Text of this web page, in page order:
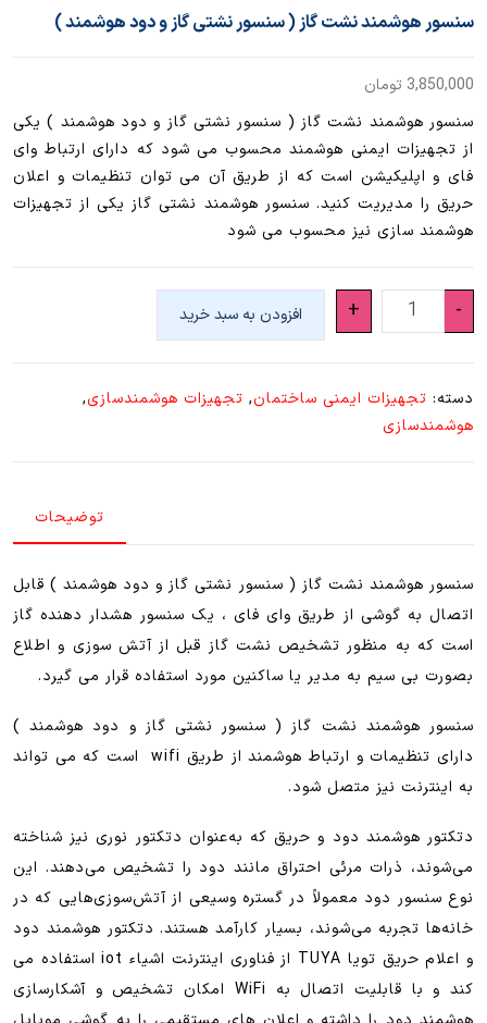
سنسور هوشمند نشت گاز ( سنسور نشتی گاز و دود هوشمند )
3,850,000 تومان
سنسور هوشمند نشت گاز ( سنسور نشتی گاز و دود هوشمند ) یکی
از تجهیزات ایمنی هوشمند محسوب می شود که دارای ارتباط وای
فای و اپلیکیشن است که از طریق آن می توان تنظیمات و اعلان
حریق را مدیریت کنید. سنسور هوشمند نشتی گاز یکی از تجهیزات
هوشمند سازی نیز محسوب می شود
-
سنسور
هوشمند
سنسور
هوشمند
عدد
+ افزودن به سبد خرید
دسته: تجهیزات ایمنی ساختمان, تجهیزات هوشمندسازی,
هوشمندسازی
توضیحات
سنسور هوشمند نشت گاز ( سنسور نشتی گاز و دود هوشمند ) قابل
اتصال به گوشی از طریق وای فای ، یک سنسور هشدار دهنده گاز
است که به منظور تشخیص نشت گاز قبل از آتش سوزی و اطلاع
بصورت بی سیم به مدیر یا ساکنین مورد استفاده قرار می گیرد.
سنسور هوشمند نشت گاز ( سنسور نشتی گاز و دود هوشمند )
دارای تنظیمات و ارتباط هوشمند از طریق wifi است که می تواند
به اینترنت نیز متصل شود.
دتکتور هوشمند دود و حریق که به‌عنوان دتکتور نوری نیز شناخته
می‌شوند، ذرات مرئی احتراق مانند دود را تشخیص می‌دهند. این
نوع سنسور دود معمولاً در گستره وسیعی از آتش‌سوزی‌هایی که در
خانه‌ها تجربه می‌شوند، بسیار کارآمد هستند. دتکتور هوشمند دود
و اعلام حریق تویا TUYA از فناوری اینترنت اشیاء iot استفاده می
کند و با قابلیت اتصال به WiFi امکان تشخیص و آشکارسازی